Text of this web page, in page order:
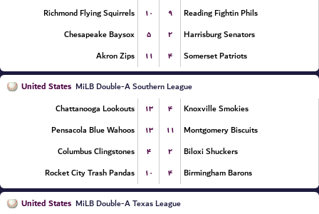
Richmond Flying Squirrels
۱۰ ۹
Reading Fightin Phils
Chesapeake Baysox
۵ ۲
Harrisburg Senators
Akron Zips
۱۱ ۴ Somerset Patriots
United States MiLB Double-A Southern League
Chattanooga Lookouts
۱۳ ۴
Knoxville Smokies
Pensacola Blue Wahoos
۱۳ ۱۱
Montgomery Biscuits
Columbus Clingstones
۴ ۲
Biloxi Shuckers
Rocket City Trash Pandas
۱۰ ۴ Birmingham Barons
United States MiLB Double-A Texas League